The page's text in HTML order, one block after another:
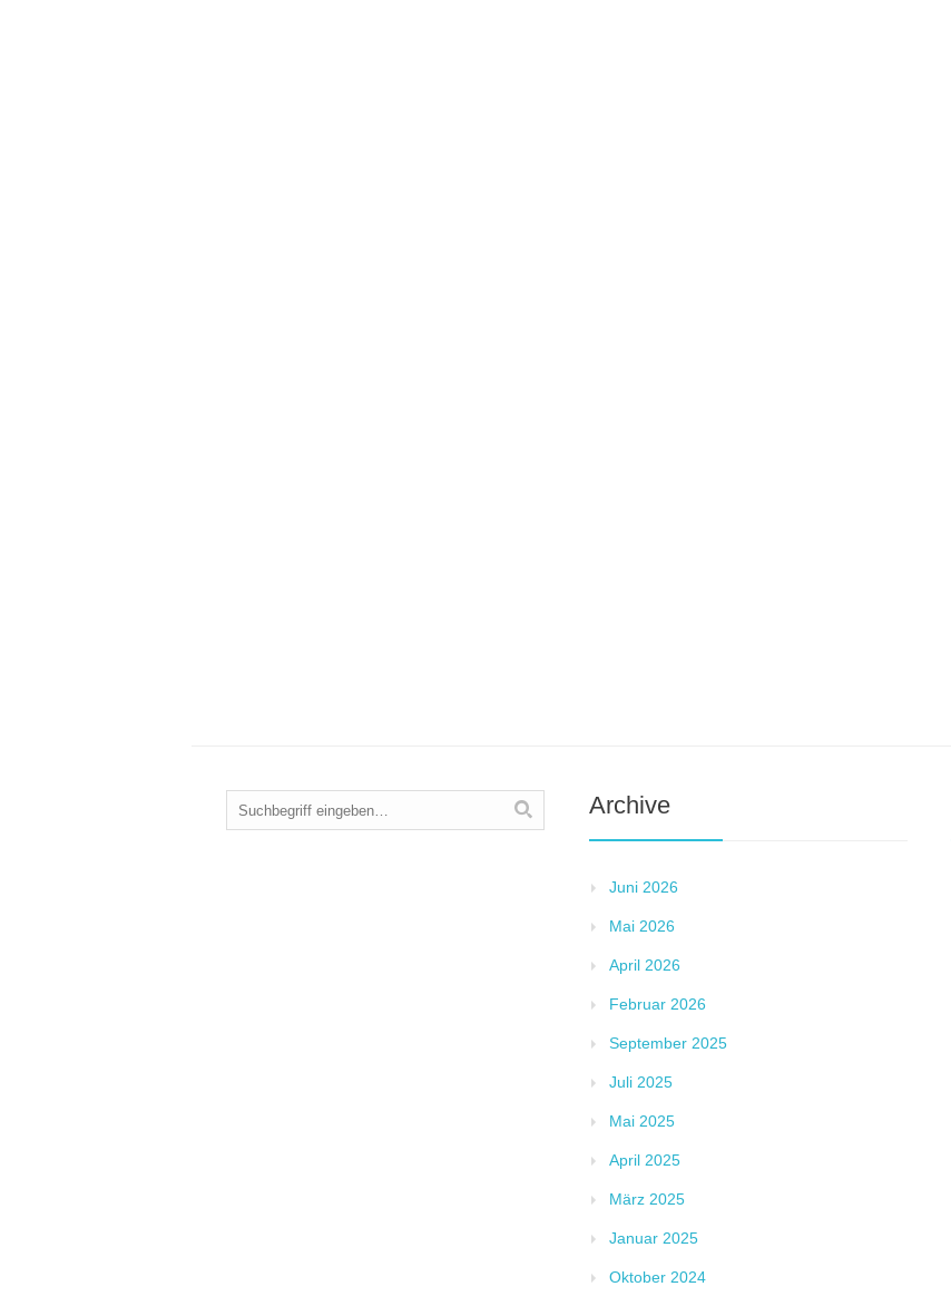
Archive
Juni 2026
Mai 2026
April 2026
Februar 2026
September 2025
Juli 2025
Mai 2025
April 2025
März 2025
Januar 2025
Oktober 2024